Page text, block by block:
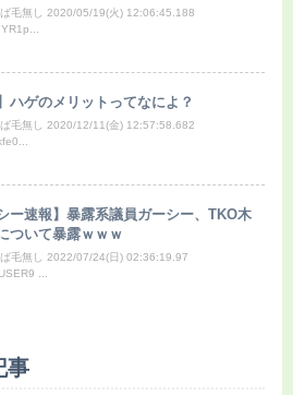
毛無し 2020/05/19(火) 12:06:45.188
ハゲのメリットってなによ？
毛無し 2020/12/11(金) 12:57:58.682
ー速報】暴露系議員ガーシー、TKO木
ついて暴露ｗｗｗ
毛無し 2022/07/24(日) 02:36:19.97
...
事